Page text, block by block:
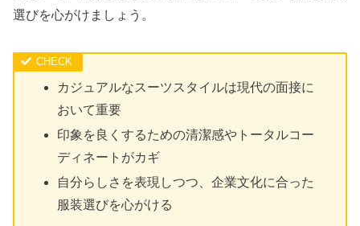
選びを心がけましょう。
カジュアルなスーツスタイルは現代の面接に
おいて重要
印象を良くするための清潔感やトータルコー
ディネートがカギ
自分らしさを表現しつつ、企業文化に合った
服装選びを心がける